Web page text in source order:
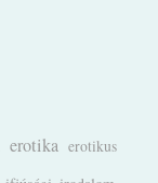
erotika erotikus